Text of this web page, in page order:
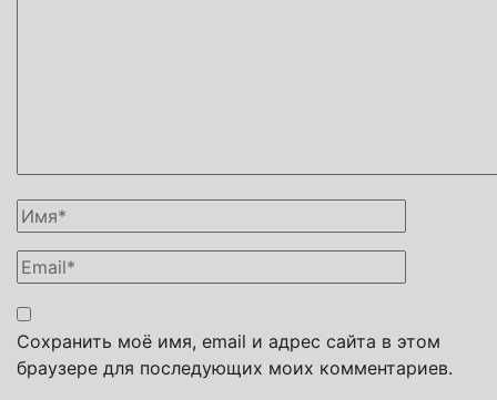
Сохранить моё имя, email и адрес сайта в этом
браузере для последующих моих комментариев.